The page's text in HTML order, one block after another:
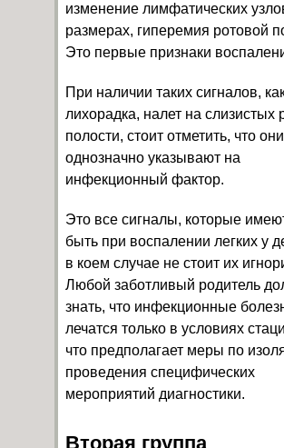
изменение лимфатических
размерах, гиперемия ротовой
Это первые признаки
При наличии таких сигналов,
лихорадка, налет на слизистых
полости, стоит отметить, что они
однозначно указывают на
инфекционный фактор.
Это все сигналы, которые
быть при воспалении легких у
в коем случае не стоит их
Любой заботливый родитель
знать, что инфекционные
лечатся только в условиях
что предполагает меры по
проведения специфических
мероприятий диагностики.
Вторая группа